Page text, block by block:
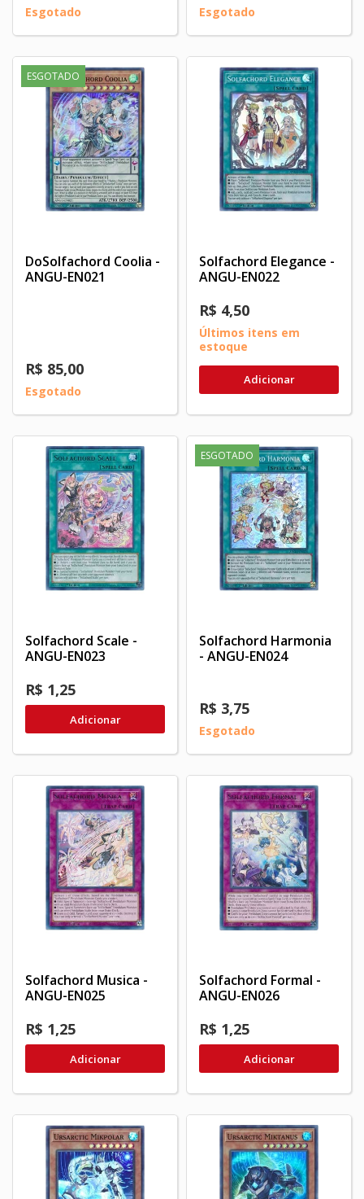
Esgotado Esgotado
ESGOTADO
DoSolfachord Coolia -
ANGU-EN021
R$ 85,00
Esgotado
Solfachord Elegance -
ANGU-EN022
R$ 4,50
Últimos itens em
estoque
Adicionar
Solfachord Scale -
ANGU-EN023
R$ 1,25
Adicionar
ESGOTADO
Solfachord Harmonia
- ANGU-EN024
R$ 3,75
Esgotado
Solfachord Musica -
ANGU-EN025
R$ 1,25
Adicionar
Solfachord Formal -
ANGU-EN026
R$ 1,25
Adicionar